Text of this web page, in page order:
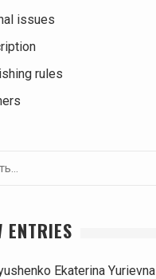
issues
rules
ENTRIES
Ekaterina Yurievna